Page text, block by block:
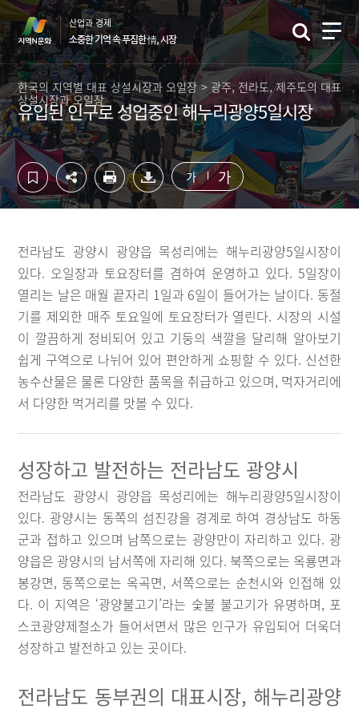
컨
텐
츠
영
역
바
로
가
기
하
단
영
역
바
로
가
기
산업과 경제
소중한 기억 속 푸짐한 情, 시장
한국의 지역별 대표 상설시장과 오일장 > 광주, 전라도, 제주도의 대표
상설시장과 오일장
유입된 인구로 성업중인 해누리광양5일시장
가 가
전라남도 광양시 광양읍 목성리에는 해누리광양5일시장이
있다. 오일장과 토요장터를 겸하여 운영하고 있다. 5일장이
열리는 날은 매월 끝자리 1일과 6일이 들어가는 날이다. 동절
기를 제외한 매주 토요일에 토요장터가 열린다. 시장의 시설
이 깔끔하게 정비되어 있고 기둥의 색깔을 달리해 알아보기
쉽게 구역으로 나뉘어 있어 편안하게 쇼핑할 수 있다. 신선한
농수산물은 물론 다양한 품목을 취급하고 있으며, 먹자거리에
서 다양한 먹거리를 맛볼 수 있다.
성장하고 발전하는 전라남도 광양시
전라남도 광양시 광양읍 목성리에는 해누리광양5일시장이
있다. 광양시는 동쪽의 섬진강을 경계로 하여 경상남도 하동
군과 접하고 있으며 남쪽으로는 광양만이 자리하고 있다. 광
양읍은 광양시의 남서쪽에 자리해 있다. 북쪽으로는 옥룡면과
봉강면, 동쪽으로는 옥곡면, 서쪽으로는 순천시와 인접해 있
다. 이 지역은 ‘광양불고기’라는 숯불 불고기가 유명하며, 포
스코광양제철소가 들어서면서 많은 인구가 유입되어 더욱더
성장하고 발전하고 있는 곳이다.
전라남도 동부권의 대표시장, 해누리광양